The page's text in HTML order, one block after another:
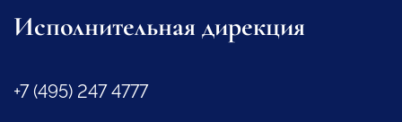
Исполнительная дирекция
+7 (495) 247 4777